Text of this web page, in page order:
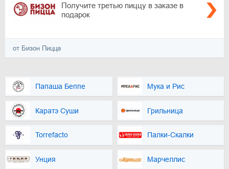
Получите третью пиццу в заказе в
подарок
от Бизон Пицца
Папаша Беппе Мука и Рис
Каратэ Суши Грильница
Torrefacto Палки-Скалки
Унция Марчеллис